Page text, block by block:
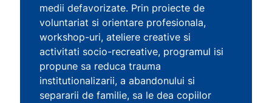
medii defavorizate. Prin proiecte de
voluntariat si orientare profesionala,
workshop-uri, ateliere creative si
activitati socio-recreative, programul isi
propune sa reduca trauma
institutionalizarii, a abandonului si
separarii de familie, sa le dea copiilor